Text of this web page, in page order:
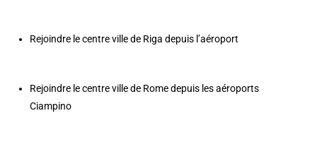
Rejoindre le centre ville de Riga depuis l’aéroport
Rejoindre le centre ville de Rome depuis les aéroports
Ciampino